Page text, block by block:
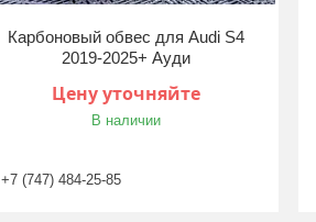
Карбоновый обвес для Audi S4
2019-2025+ Ауди
Цену уточняйте
В наличии
+7 (747) 484-25-85